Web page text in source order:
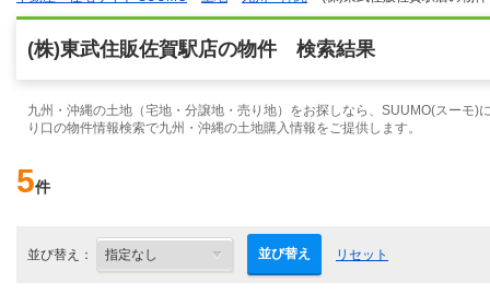
(株)東武住販佐賀駅店の物件 検索結果
九州・沖縄の土地（宅地・分譲地・売り地）をお探しなら、SUUMO(スーモ
り口の物件情報検索で九州・沖縄の土地購入情報をご提供します。
5件
並び替え： 並び替え リセット